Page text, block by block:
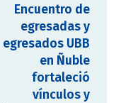
Encuentro de
egresadas y
egresados UBB
en Ñuble
fortaleció
vínculos y